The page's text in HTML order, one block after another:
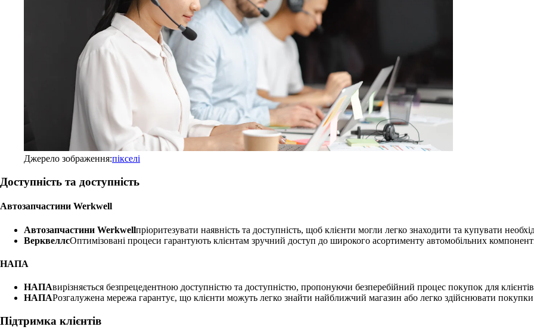
Джерело зображення:пікселі
Доступність та доступність
Автозапчастини Werkwell
Автозапчастини Werkwellпріоритезувати наявність та доступність, щоб клієнти могли легко знаходити та купувати
ВерквеллсОптимізовані процеси гарантують клієнтам зручний доступ до широкого асортименту автомобільних
НАПА
НАПАвирізняється безпрецедентною доступністю та доступністю, пропонуючи безперебійний процес покупок для
НАПАРозгалужена мережа гарантує, що клієнти можуть легко знайти найближчий магазин або легко здійснювати
Підтримка клієнтів